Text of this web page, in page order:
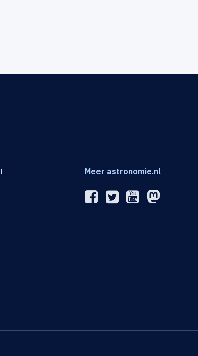
Meer astronomie.nl